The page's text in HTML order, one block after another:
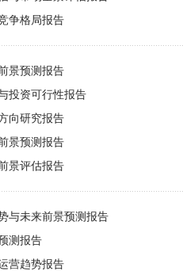
争格局报告
景预测报告
投资可行性报告
向研究报告
景预测报告
景评估报告
与未来前景预测报告
测报告
营趋势报告